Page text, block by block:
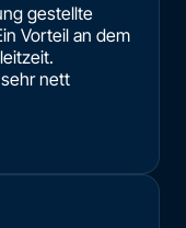
gestellte
Vorteil an dem
nett